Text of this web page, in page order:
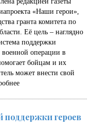
«Наши герои»,
гранта комитета по
Её цель – наглядно
поддержки
военной операции в
бойцам и их
может внести свой
героев